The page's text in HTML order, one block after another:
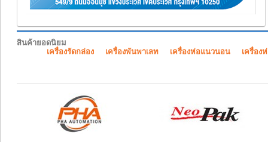
สินค้ายอดนิยม
เครื่องรัดกล่อง
เครื่องพันพาเลท เครื่องห่อแนวนอน เครื่อง